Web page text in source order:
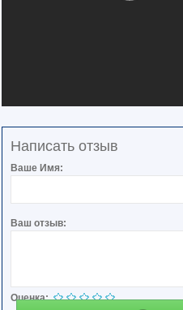
Написать отзыв
Ваше Имя:
Ваш отзыв:
Оценка: